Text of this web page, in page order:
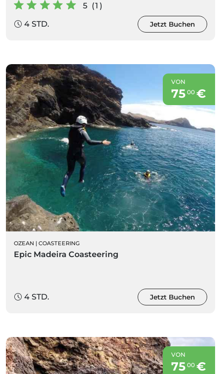
5 (1)
4 STD.
Jetzt Buchen
VON
75 00€
OZEAN | COASTEERING
Epic Madeira Coasteering
4 STD. Jetzt Buchen
VON
75 00€